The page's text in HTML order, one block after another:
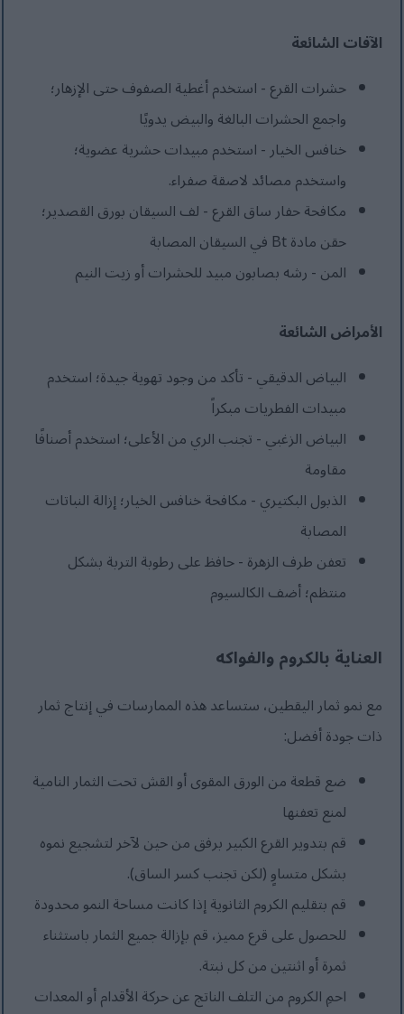
الآفات الشائعة
حشرات القرع - استخدم أغطية الصفوف حتى الإزهار؛
واجمع الحشرات البالغة والبيض يدويًا
خنافس الخيار - استخدم مبيدات حشرية عضوية؛
واستخدم مصائد لاصقة صفراء.
مكافحة حفار ساق القرع - لف السيقان بورق القصدير؛
حقن مادة Bt في السيقان المصابة
المن - رشه بصابون مبيد للحشرات أو زيت النيم
الأمراض الشائعة
البياض الدقيقي - تأكد من وجود تهوية جيدة؛ استخدم
مبيدات الفطريات مبكراً
البياض الزغبي - تجنب الري من الأعلى؛ استخدم أصنافًا
مقاومة
الذبول البكتيري - مكافحة خنافس الخيار؛ إزالة النباتات
المصابة
تعفن طرف الزهرة - حافظ على رطوبة التربة بشكل
منتظم؛ أضف الكالسيوم
العناية بالكروم والفواكه
مع نمو ثمار اليقطين، ستساعد هذه الممارسات في إنتاج ثمار
ذات جودة أفضل:
ضع قطعة من الورق المقوى أو القش تحت الثمار النامية
لمنع تعفنها
قم بتدوير القرع الكبير برفق من حين لآخر لتشجيع نموه
بشكل متساوٍ (لكن تجنب كسر الساق).
قم بتقليم الكروم الثانوية إذا كانت مساحة النمو محدودة
للحصول على قرع مميز، قم بإزالة جميع الثمار باستثناء
ثمرة أو اثنتين من كل نبتة.
احمِ الكروم من التلف الناتج عن حركة الأقدام أو المعدات